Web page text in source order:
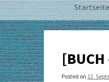
Startseite
[BUCH
Posted on 12.